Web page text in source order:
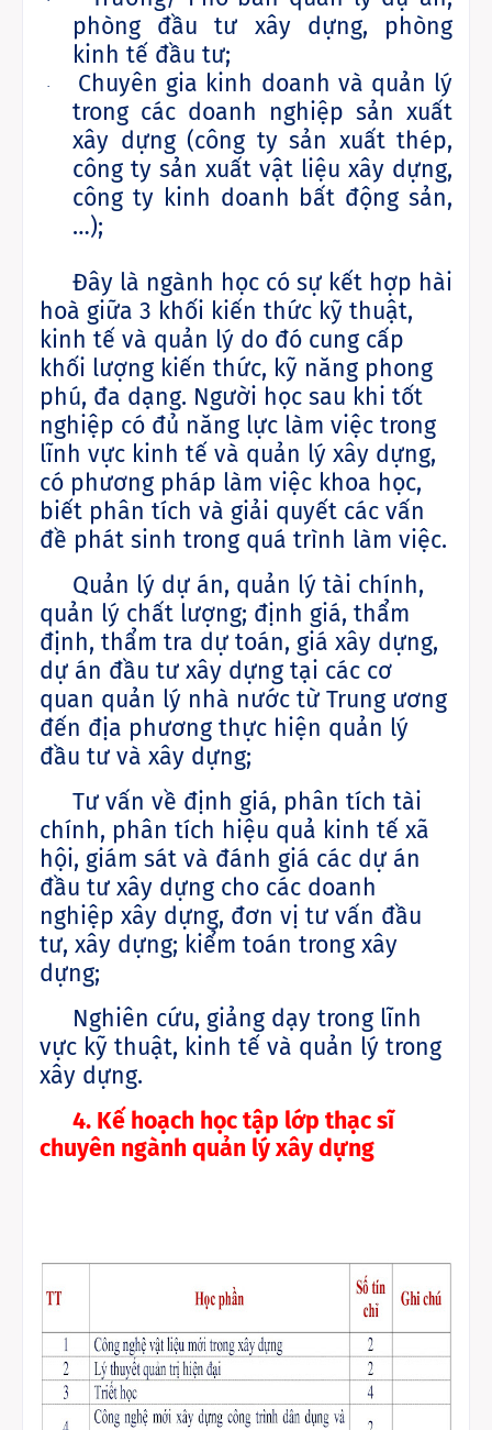
phòng đầu tư xây dựng, phòng
kinh tế đầu tư;
·
Chuyên gia kinh doanh và quản lý
trong các doanh nghiệp sản xuất
xây dựng (công ty sản xuất thép,
công ty sản xuất vật liệu xây dựng,
công ty kinh doanh bất động sản,
…);
Đây là ngành học có sự kết hợp hài
hoà giữa 3 khối kiến thức kỹ thuật,
kinh tế và quản lý do đó cung cấp
khối lượng kiến thức, kỹ năng phong
phú, đa dạng. Người học sau khi tốt
nghiệp có đủ năng lực làm việc trong
lĩnh vực kinh tế và quản lý xây dựng,
có phương pháp làm việc khoa học,
biết phân tích và giải quyết các vấn
đề phát sinh trong quá trình làm việc.
Quản lý dự án, quản lý tài chính,
quản lý chất lượng; định giá, thẩm
định, thẩm tra dự toán, giá xây dựng,
dự án đầu tư xây dựng tại các cơ
quan quản lý nhà nước từ Trung ương
đến địa phương thực hiện quản lý
đầu tư và xây dựng;
Tư vấn về định giá, phân tích tài
chính, phân tích hiệu quả kinh tế xã
hội, giám sát và đánh giá các dự án
đầu tư xây dựng cho các doanh
nghiệp xây dựng, đơn vị tư vấn đầu
tư, xây dựng; kiểm toán trong xây
dựng;
Nghiên cứu, giảng dạy trong lĩnh
vực kỹ thuật, kinh tế và quản lý trong
xây dựng.
4. Kế hoạch học tập lớp thạc sĩ
chuyên ngành quản lý xây dựng